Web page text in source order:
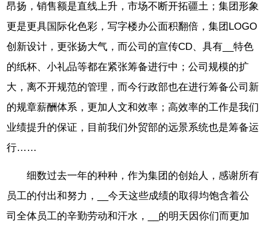
昂扬，销售额是直线上升，市场不断开拓疆土；集团形象
更是更具国际化色彩，写字楼办公面积翻倍，集团LOGO
创新设计，更张扬大气，而公司的宣传CD、具有__特色
的纸杯、小礼品等都在紧张筹备进行中；公司规模的扩
大，离不开规范的管理，而今行政部也在进行筹备公司新
的规章薪酬体系，更加人文和效率；高效率的工作是我们
业绩提升的保证，目前我们外贸部的远景系统也是筹备运
行……
细数过去一年的种种，作为集团的创始人，感谢所有
员工的付出和努力，__今天这些成绩的取得均饱含着公
司全体员工的辛勤劳动和汗水，__的明天因你们而更加